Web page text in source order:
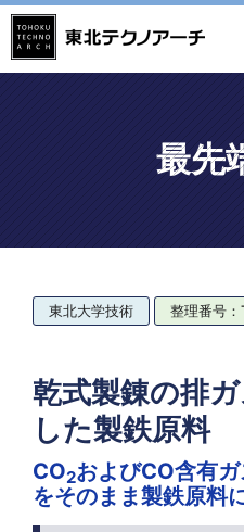
最先
東北大学技術 整理番号
乾式製錬の排
した製鉄原料
CO2およびCO含有
をそのまま製鉄原料